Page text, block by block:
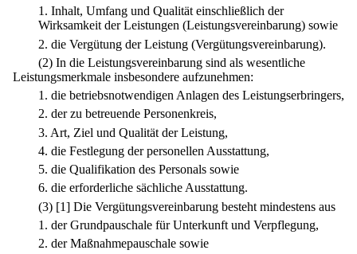
1. Inhalt, Umfang und Qualität einschließlich der
Wirksamkeit der Leistungen (Leistungsvereinbarung) sowie
2. die Vergütung der Leistung (Vergütungsvereinbarung).
(2) In die Leistungsvereinbarung sind als wesentliche
Leistungsmerkmale insbesondere aufzunehmen:
1. die betriebsnotwendigen Anlagen des Leistungserbringers,
2. der zu betreuende Personenkreis,
3. Art, Ziel und Qualität der Leistung,
4. die Festlegung der personellen Ausstattung,
5. die Qualifikation des Personals sowie
6. die erforderliche sächliche Ausstattung.
(3) [1] Die Vergütungsvereinbarung besteht mindestens aus
1. der Grundpauschale für Unterkunft und Verpflegung,
2. der Maßnahmepauschale sowie